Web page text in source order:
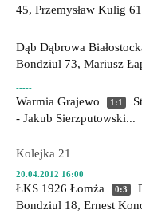
45, Przemysław Kulig
-----
Dąb Dąbrowa
Bondziul 73, Mariusz
-----
Warmia Grajewo 1:1
- Jakub Sierzputowski...
Kolejka 21
20.04.2012 16:00
ŁKS 1926 Łomża 0:3
Bondziul 18, Ernest